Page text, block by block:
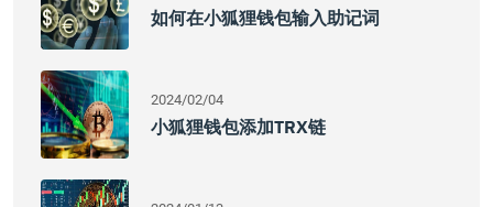
如何在小狐狸钱包输入助记词
2024/02/04
小狐狸钱包添加TRX链